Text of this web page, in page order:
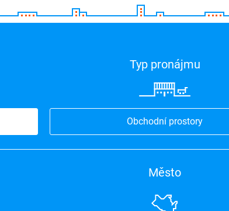
Typ pronájmu
Obchodní prostory
Město